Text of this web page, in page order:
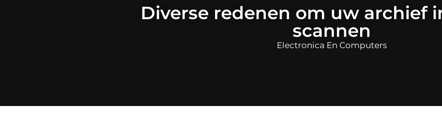
Diverse redenen om uw archief
scannen
Electronica En Computers